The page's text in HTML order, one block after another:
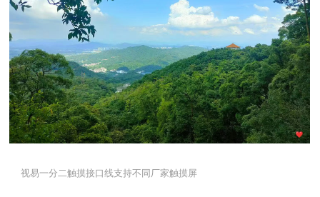
视易一分二触摸接口线支持不同厂家触摸屏